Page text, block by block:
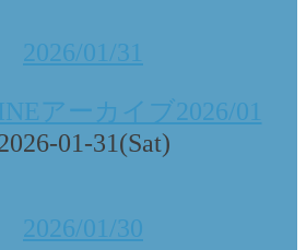
2026/01/31
アーカイブ2026/01
01-31(Sat)
2026/01/30